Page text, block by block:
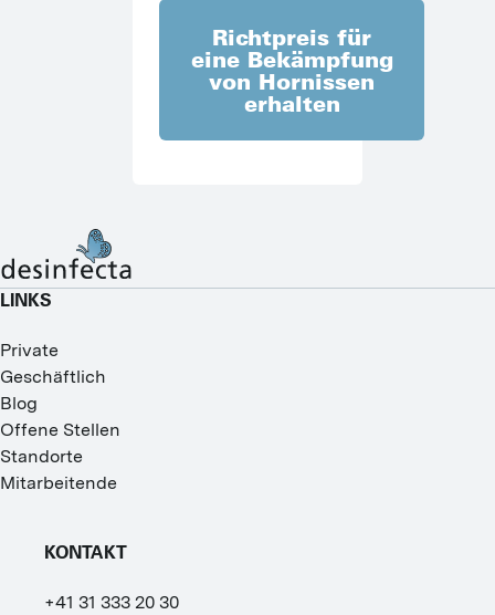
Richtpreis für
eine Bekämpfung
von Hornissen
erhalten
LINKS
Private
Geschäftlich
Blog
Offene Stellen
Standorte
Mitarbeitende
KONTAKT
+41 31 333 20 30